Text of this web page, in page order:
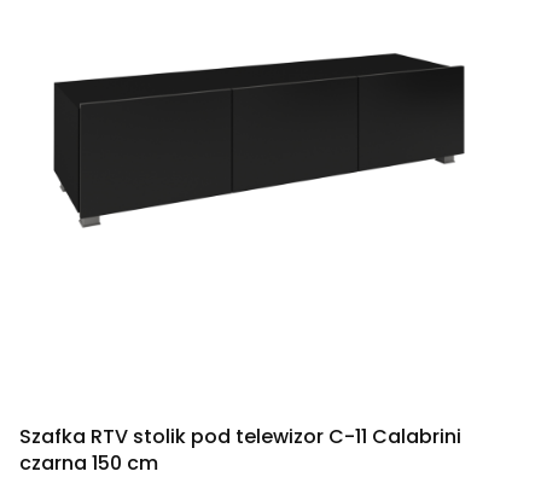
Szafka RTV stolik pod telewizor C-11 Calabrini
czarna 150 cm